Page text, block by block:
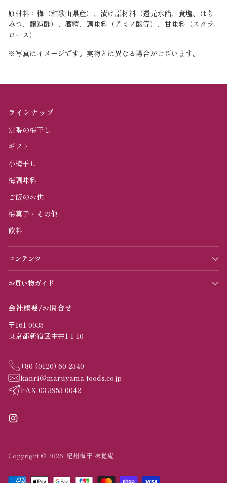
原材料：梅（和歌山県産）、漬け原材料（還元水飴、食塩、はち
みつ、醸造酢）、酒精、調味料（アミノ酸等）、甘味料（スクラ
ロース）
※写真はイメージです。実物とは異なる場合がございます。
ラインナップ
定番の梅干し
ギフト
小梅干し
梅調味料
ご飯のお供
梅菓子・その他
飲料
コンテンツ
お買い物ガイド
会社概要/お問合せ
〒161-0035
東京都新宿区中井1-1-10
+80 (0120) 60-2340
kanri@maruyama-foods.co.jp
FAX 03-3953-0042
Copyright © 2026, 紀州梅干 味覚庵—